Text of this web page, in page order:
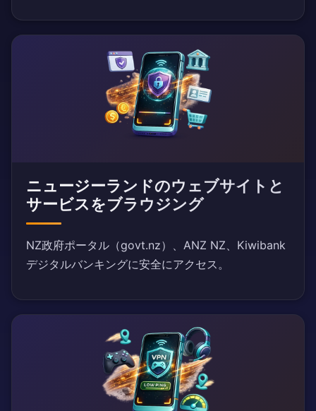
ニュージーランドのウェブサイトと
サービスをブラウジング
NZ政府ポータル（govt.nz）、ANZ NZ、Kiwibank
デジタルバンキングに安全にアクセス。